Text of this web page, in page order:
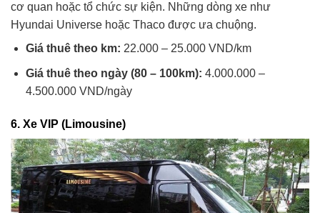
cơ quan hoặc tổ chức sự kiện. Những dòng xe như
Hyundai Universe hoặc Thaco được ưa chuộng.
Giá thuê theo km: 22.000 – 25.000 VND/km
Giá thuê theo ngày (80 – 100km): 4.000.000 –
4.500.000 VND/ngày
6. Xe VIP (Limousine)